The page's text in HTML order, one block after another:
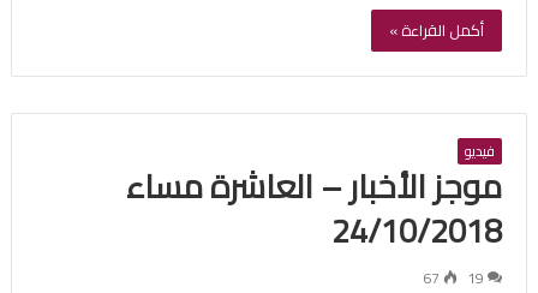
أكمل القراءة »
فيديو
موجز الأخبار – العاشرة مساء
24/10/2018
19
67